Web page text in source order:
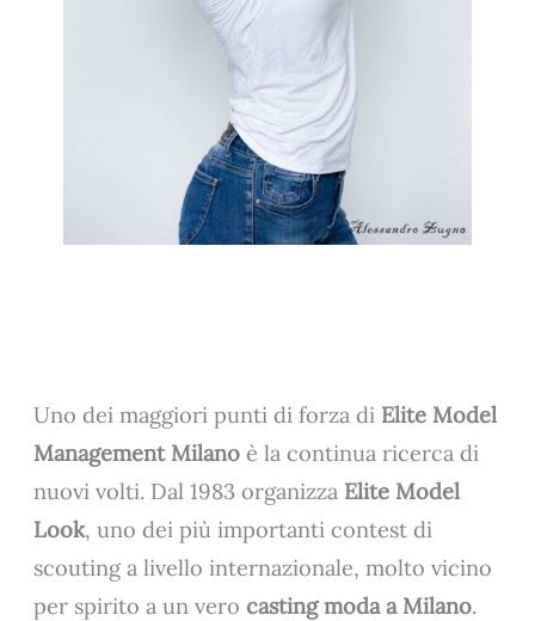
Uno dei maggiori punti di forza di Elite Model
Management Milano è la continua ricerca di
nuovi volti. Dal 1983 organizza Elite Model
Look, uno dei più importanti contest di
scouting a livello internazionale, molto vicino
per spirito a un verocasting moda a Milano.